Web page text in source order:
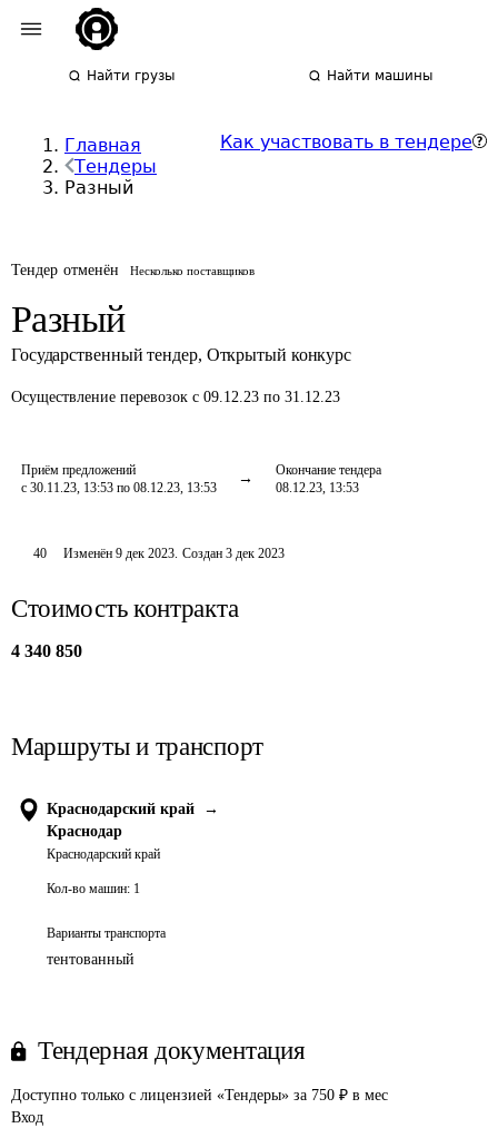
Найти грузы Найти машины
Главная
Тендеры
Разный
Как участвовать в тендере
Тендер отменён Несколько поставщиков
Разный
Государственный тендер, Открытый конкурс
Осуществление перевозок с 09.12.23 по 31.12.23
Приём предложений
с 30.11.23, 13:53 по 08.12.23, 13:53
Окончание тендера
08.12.23, 13:53
40 Изменён9 дек 2023. Создан 3 дек 2023
Стоимость контракта
4 340 850
Маршруты и транспорт
Краснодарский край
→
Краснодар
Краснодарский край
Кол-во машин: 1
Варианты транспорта
тентованный
Тендерная документация
Доступно только с лицензией «Тендеры» за 750 ₽ в мес
Вход